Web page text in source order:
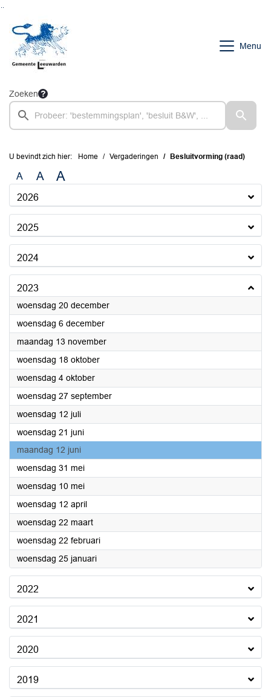
Menu
Zoeken
U bevindt zich hier: Home Vergaderingen Besluitvorming (raad)
A A A
2026
2025
2024
2023
woensdag 20 december2023
woensdag 6 december2023
maandag 13 november2023
woensdag 18 oktober2023
woensdag 4 oktober2023
woensdag 27 september2023
woensdag 12 juli2023
woensdag 21 juni2023
maandag 12 juni2023
woensdag 31 mei2023
woensdag 10 mei2023
woensdag 12 april2023
woensdag 22 maart2023
woensdag 22 februari2023
woensdag 25 januari2023
2022
2021
2020
2019